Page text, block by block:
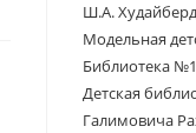
Ш.А.
Модельная
Библиотека
Детская
Галимовича